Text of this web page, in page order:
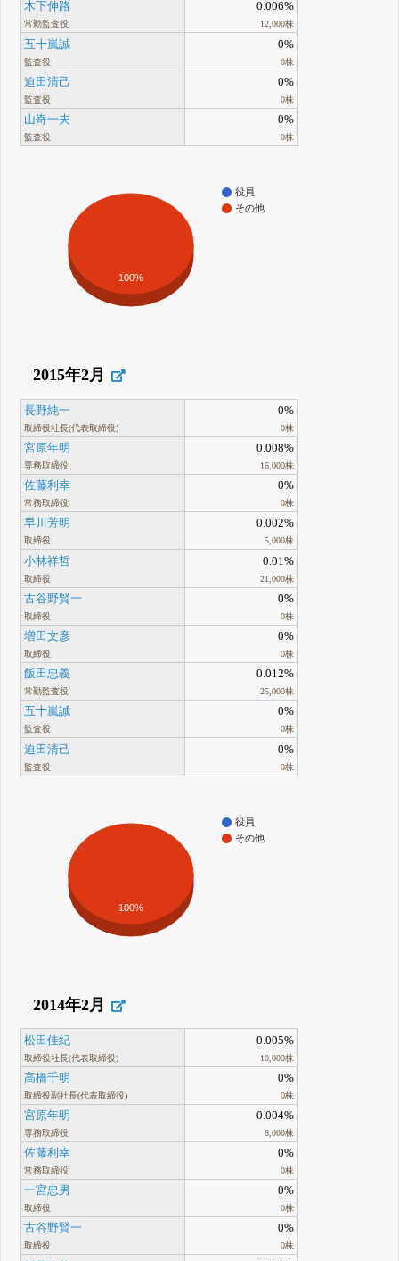
木下伸路
常勤監査役
0.006%
12,000株
五十嵐誠
監査役
0%
0株
迫田清己
監査役
0%
0株
山嵜一夫
監査役
0%
0株
役員
その他
100%
2015年2月
長野純一
取締役社長(代表取締役)
0%
0株
宮原年明
専務取締役
0.008%
16,000株
佐藤利幸
常務取締役
0%
0株
早川芳明
取締役
0.002%
5,000株
小林祥哲
取締役
0.01%
21,000株
古谷野賢一
取締役
0%
0株
増田文彦
取締役
0%
0株
飯田忠義
常勤監査役
0.012%
25,000株
五十嵐誠
監査役
0%
0株
迫田清己
監査役
0%
0株
役員
その他
100%
2014年2月
松田佳紀
取締役社長(代表取締役)
0.005%
10,000株
高橋千明
取締役副社長(代表取締役)
0%
0株
宮原年明
専務取締役
0.004%
8,000株
佐藤利幸
常務取締役
0%
0株
一宮忠男
取締役
0%
0株
古谷野賢一
取締役
0%
0株